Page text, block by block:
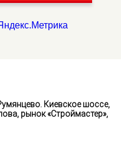
Киевское шоссе,
рынок «Строймастер»,